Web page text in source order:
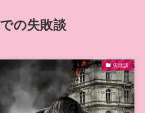
の失敗談
失敗談